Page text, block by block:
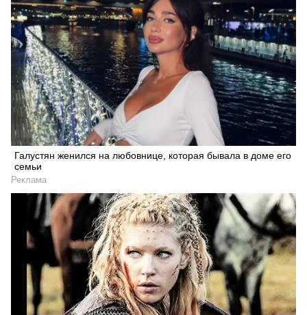
Галустян женился на любовнице, которая бывала в доме его
семьи
Реклама